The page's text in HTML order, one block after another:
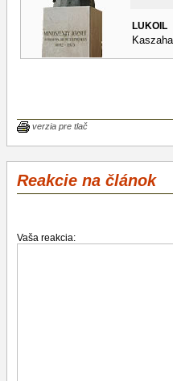
LUKOIL
verzia pre tlač
Reakcie na článok
Vaša reakcia: